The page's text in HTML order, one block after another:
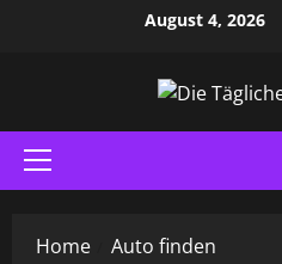
August 4, 2026
Primary
Menu
Home Auto finden